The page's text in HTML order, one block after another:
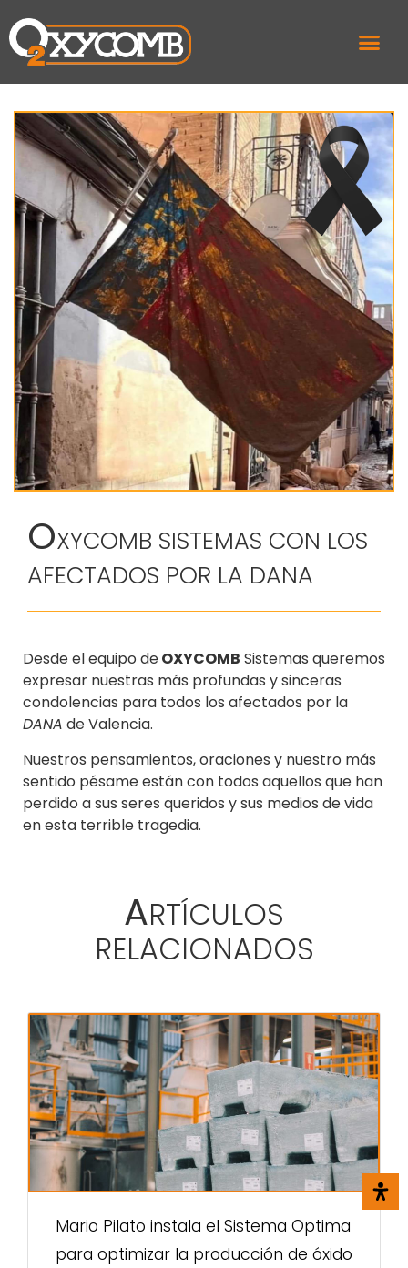
OXYCOMB SISTEMAS CON LOS
AFECTADOS POR LA DANA
Desde el equipo deOXYCOMB Sistemas queremos
expresar nuestras más profundas y sinceras
condolencias para todos los afectados por la
DANA de Valencia.
Nuestros pensamientos, oraciones y nuestro más
sentido pésame están con todos aquellos que han
perdido a sus seres queridos y sus medios de vida
en esta terrible tragedia.
ARTÍCULOS
RELACIONADOS
Mario Pilato instala el Sistema Optima
para optimizar la producción de óxido